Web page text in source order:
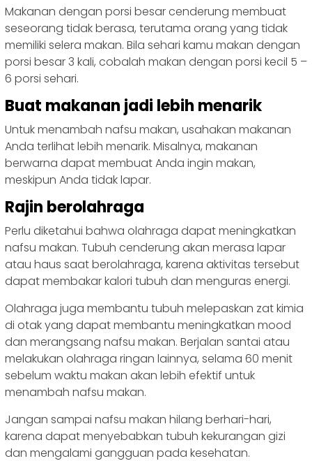
Makanan dengan porsi besar cenderung membuat
seseorang tidak berasa, terutama orang yang tidak
memiliki selera makan. Bila sehari kamu makan dengan
porsi besar 3 kali, cobalah makan dengan porsi kecil 5 –
6 porsi sehari.
Buat makanan jadi lebih menarik
Untuk menambah nafsu makan, usahakan makanan
Anda terlihat lebih menarik. Misalnya, makanan
berwarna dapat membuat Anda ingin makan,
meskipun Anda tidak lapar.
Rajin berolahraga
Perlu diketahui bahwa olahraga dapat meningkatkan
nafsu makan. Tubuh cenderung akan merasa lapar
atau haus saat berolahraga, karena aktivitas tersebut
dapat membakar kalori tubuh dan menguras energi.
Olahraga juga membantu tubuh melepaskan zat kimia
di otak yang dapat membantu meningkatkan mood
dan merangsang nafsu makan. Berjalan santai atau
melakukan olahraga ringan lainnya, selama 60 menit
sebelum waktu makan akan lebih efektif untuk
menambah nafsu makan.
Jangan sampai nafsu makan hilang berhari-hari,
karena dapat menyebabkan tubuh kekurangan gizi
dan mengalami gangguan pada kesehatan.